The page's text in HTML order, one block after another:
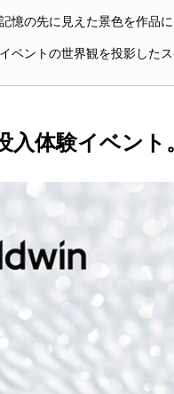
記憶の先に見えた景色を作品
イベントの世界観を投影した
入体験イベント